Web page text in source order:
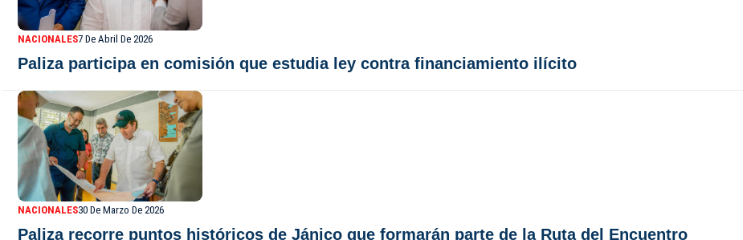
NACIONALES7 De Abril De 2026
Paliza participa en comisión que estudia ley contra financiamiento ilícito
NACIONALES30 De Marzo De 2026
Paliza recorre puntos históricos de Jánico que formarán parte de la Ruta del Encuentro